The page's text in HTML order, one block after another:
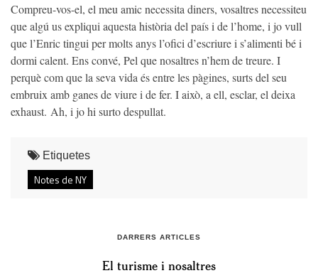
Compreu-vos-el, el meu amic necessita diners, vosaltres necessiteu
que algú us expliqui aquesta història del país i de l’home, i jo vull
que l’Enric tingui per molts anys l’ofici d’escriure i s’alimenti bé i
dormi calent. Ens convé, Pel que nosaltres n’hem de treure. I
perquè com que la seva vida és entre les pàgines, surts del seu
embruix amb ganes de viure i de fer. I això, a ell, esclar, el deixa
exhaust. Ah, i jo hi surto despullat.
Etiquetes
Notes de NY
DARRERS ARTICLES
El turisme i nosaltres